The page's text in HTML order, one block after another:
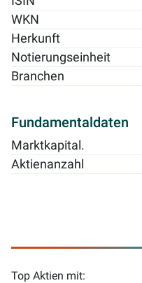
WKN
Herkunft
Notierungseinheit
Branchen
Fundamentaldaten
Marktkapital.
Aktienanzahl
Top Aktien mit: